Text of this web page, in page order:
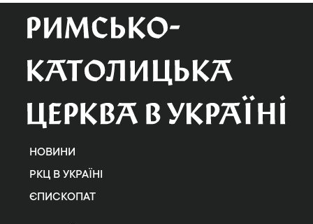
НОВИНИ
РКЦ В УКРАЇНІ
ЄПИСКОПАТ